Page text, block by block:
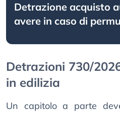
Detrazione acquisto
avere in caso di
Detrazioni 730/
in edilizia
Un capitolo a parte